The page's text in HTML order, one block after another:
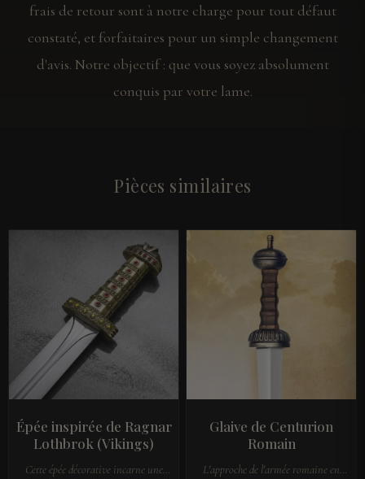
frais de retour sont à notre charge pour tout défaut
constaté, et forfaitaires pour un simple changement
d'avis. Notre objectif : que vous soyez absolument
conquis par votre lame.
Pièces similaires
Épée inspirée de Ragnar
Lothbrok (Vikings)
Cette épée décorative incarne une
Glaive de Centurion
Romain
L'approche de l'armée romaine en